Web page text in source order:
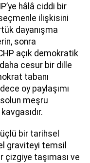
hâlâ ciddi bir
ilişkisini
dayanışma
sonra
açık demokratik
cesur bir dille
tabanı
oy paylaşımı
meşru
bir tarihsel
graviteyi temsil
çizgiye taşıması ve